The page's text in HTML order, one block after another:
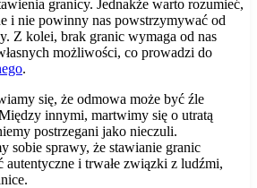
granicy. Jednakże warto rozumieć,
i nie powinny nas powstrzymywać od
Z kolei, brak granic wymaga od nas
możliwości, co prowadzi do
.
się, że odmowa może być źle
innymi, martwimy się o utratą
postrzegani jako nieczuli.
sobie sprawy, że stawianie granic
autentyczne i trwałe związki z ludźmi,